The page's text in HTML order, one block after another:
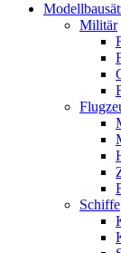
Militär
Schiffe